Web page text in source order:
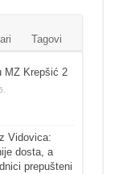
Tagovi
MZ Krepšić 2
Vidovica:
dosta, a
prepušteni